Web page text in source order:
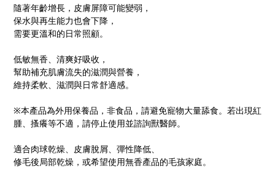
隨著年齡增長，皮膚屏障可能變弱，
保水與再生能力也會下降，
需要更溫和的日常照顧。
低敏無香、清爽好吸收，
幫助補充肌膚流失的滋潤與營養，
維持柔軟、滋潤與日常舒適感。
※本產品為外用保養品，非食品，請避免寵物大量舔食。若出現紅
腫、搔癢等不適，請停止使用並諮詢獸醫師。
適合肉球乾燥、皮膚脫屑、彈性降低、
修毛後局部乾燥，或希望使用無香產品的毛孩家庭。